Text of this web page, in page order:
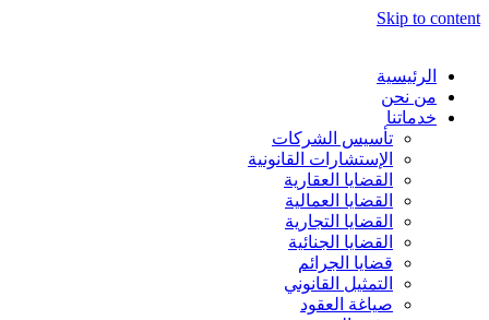
Skip to content
الرئيسية
من نحن
خدماتنا
تأسيس الشركات
الإستشارات القانونية
القضايا العقارية
القضايا العمالية
القضايا التجارية
القضايا الجنائية
قضايا الجرائم
التمثيل القانوني
صياغة العقود